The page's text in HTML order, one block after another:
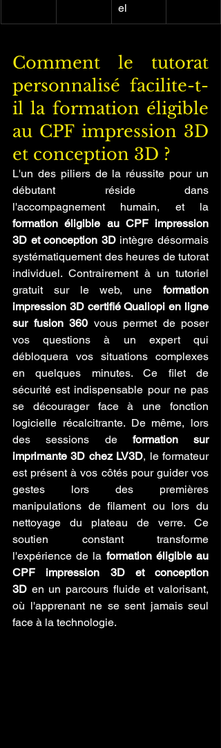
el
Comment le tutorat
personnalisé facilite-t-
il la formation éligible
au CPF impression 3D
et conception 3D ?
L'un des piliers de la réussite pour un
débutant réside dans
formation éligible au CPF impression
3D et conception 3D intègre désormais
systématiquement des heures de tutorat
individuel. Contrairement à un tutoriel
gratuit sur le web, une formation
impression 3D certifié Qualiopi en ligne
sur fusion 360 vous permet de poser
vos questions à un expert qui
débloquera vos situations complexes
en quelques minutes. Ce filet de
sécurité est indispensable pour ne pas
se décourager face à une fonction
logicielle récalcitrante. De même, lors
des sessions de formation sur
imprimante 3D chez LV3D, le formateur
est présent à vos côtés pour guider vos
gestes lors des premières
manipulations de filament ou lors du
nettoyage du plateau de verre. Ce
soutien constant transforme
l'expérience de la formation éligible au
CPF impression 3D et conception
3D en un parcours fluide et valorisant,
où l'apprenant ne se sent jamais seul
face à la technologie.